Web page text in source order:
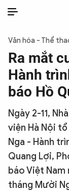
THỜI SỰ
CHỐNG DIỄN
CÔNG AN
XÃ HỘI
PHÁP LUẬT
Văn hóa - Thể
Ra mắt
Hành
báo Hồ
Ngày 2-11,
viện Hà Nội
Nga - Hành
Quang Lợi,
báo Việt Nam
tháng Mười